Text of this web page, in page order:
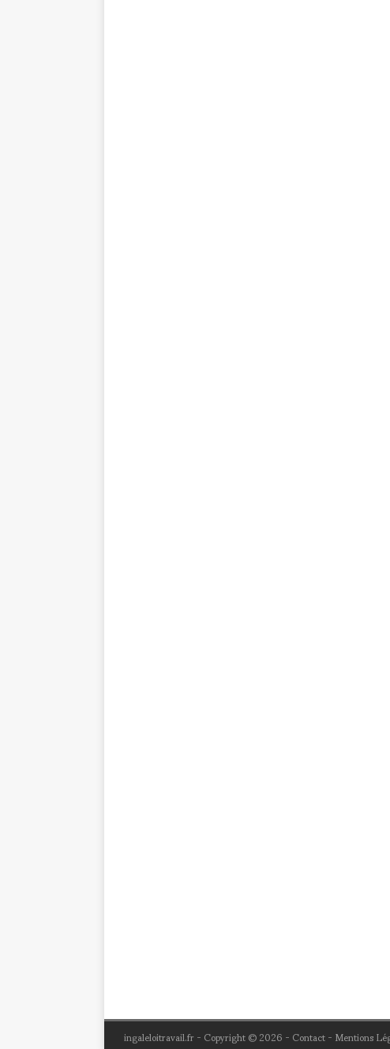
ingaleloitravail.fr - Copyright © 2026 - Contact - Mentions